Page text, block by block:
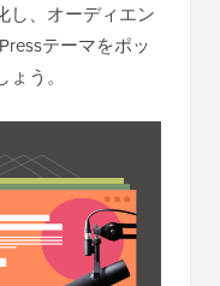
し、オーディエン
テーマをポッ
う。